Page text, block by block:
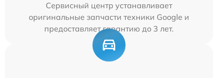
Сервисный центр устанавливает
оригинальные запчасти техники Google и
предоставляет гарантию до 3 лет.